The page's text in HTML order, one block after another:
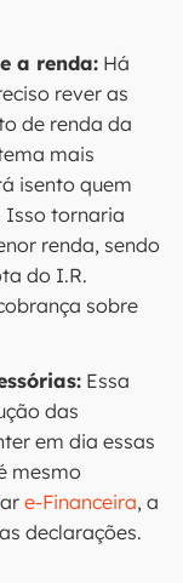
a renda: Há
rever as
de renda da
mais
isento quem
Isso tornaria
renda, sendo
do I.R.
sobre
Essa
das
em dia essas
mesmo
e-Financeira, a
declarações.